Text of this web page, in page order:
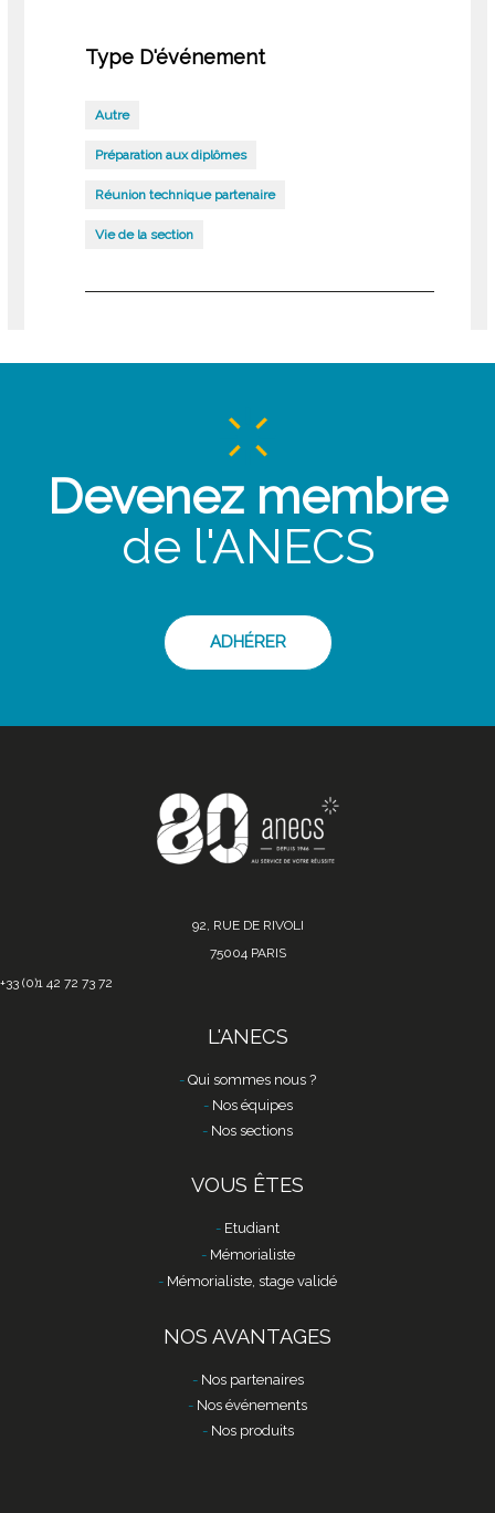
Type D'événement
Autre
Préparation aux diplômes
Réunion technique partenaire
Vie de la section
Devenez membre
de l'ANECS
ADHÉRER
92, RUE DE RIVOLI
75004 PARIS
+33 (0)1 42 72 73 72
L'ANECS
Qui sommes nous ?
Nos équipes
Nos sections
VOUS ÊTES
Etudiant
Mémorialiste
Mémorialiste, stage validé
NOS AVANTAGES
Nos partenaires
Nos événements
Nos produits